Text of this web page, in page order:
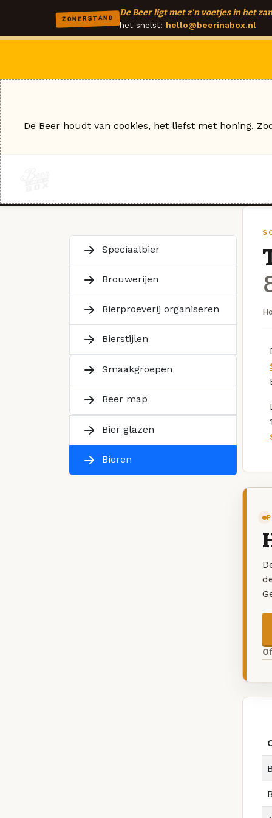
ZOMERSTAND
De Beer ligt met z'n voetjes in het
het snelst: hello@beerinabox.nl
Speciaalbier
Brouwerijen
Bierproeverij organiseren
Bierstijlen
Smaakgroepen
Beer map
Bier glazen
Bieren
De Beer houdt van cookies, het liefst met honing.